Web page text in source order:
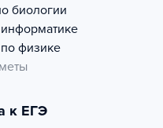
биологии
физике
к ЕГЭ